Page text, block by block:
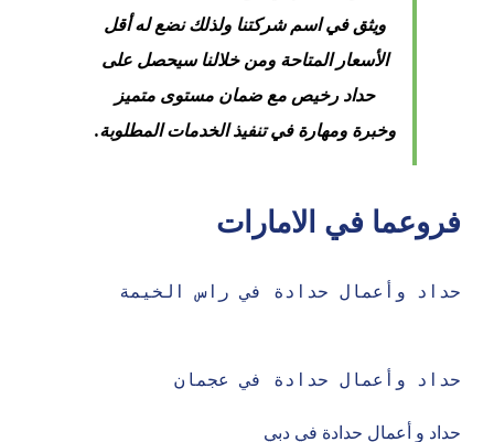
ويثق في اسم شركتنا ولذلك نضع له أقل
الأسعار المتاحة ومن خلالنا سيحصل على
حداد رخيص مع ضمان مستوى متميز
وخبرة ومهارة في تنفيذ الخدمات المطلوبة.
فروعما في الامارات
حداد وأعمال حدادة في عجمان
حداد و أعمال حدادة في دبي